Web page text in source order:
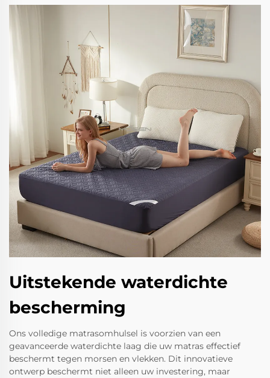
Uitstekende waterdichte
bescherming
Ons volledige matrasomhulsel is voorzien van een
geavanceerde waterdichte laag die uw matras effectief
beschermt tegen morsen en vlekken. Dit innovatieve
ontwerp beschermt niet alleen uw investering, maar